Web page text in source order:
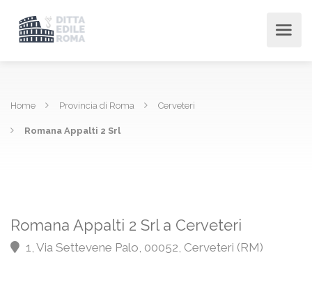
Home Provincia di Roma Cerveteri
Romana Appalti 2 Srl
Romana Appalti 2 Srl a Cerveteri
1, Via Settevene Palo, 00052, Cerveteri (RM)